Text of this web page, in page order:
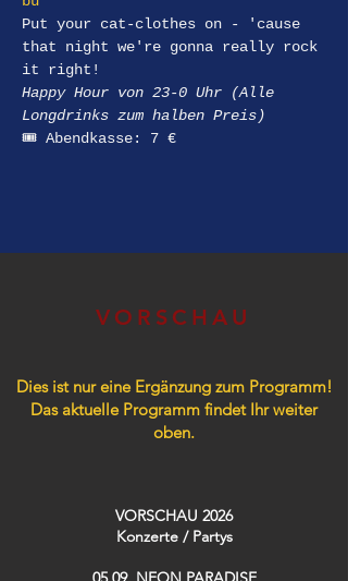
Put your cat-clothes on - 'cause
that night we're gonna really rock
it right!
Happy Hour von 23-0 Uhr (Alle
Longdrinks zum halben Preis)
🎟️ Abendkasse: 7 €
VORSCHAU
Dies ist nur eine Ergänzung zum Programm!
Das aktuelle Programm findet Ihr weiter
oben.
VORSCHAU 2026
Konzerte / Partys​